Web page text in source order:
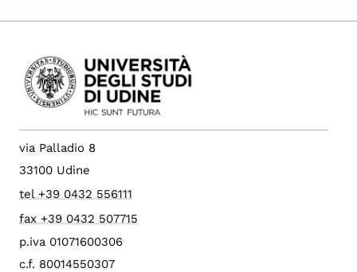
via Palladio 8
33100 Udine
tel +39 0432 556111
fax +39 0432 507715
p.iva 01071600306
c.f. 80014550307